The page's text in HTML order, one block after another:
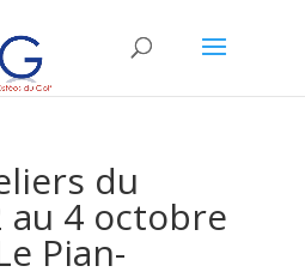
du
au 4 octobre
Pian-